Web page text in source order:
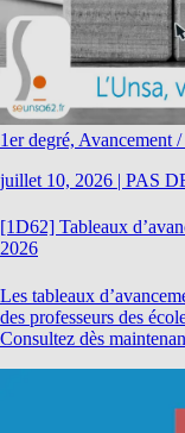
1er degré, Avancement
juillet 10, 2026 | PAS
[1D62] Tableaux
2026
Les tableaux
des professeurs des
Consultez dès